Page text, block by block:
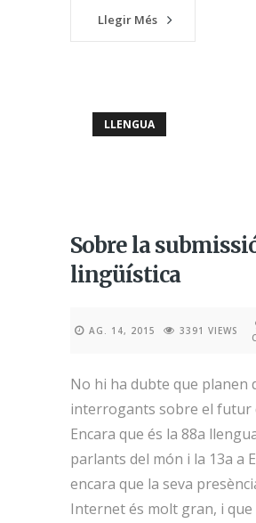
Llegir Més
LLENGUA
Sobre la
lingüística
AG. 14, 2015 3391 VIEWS
No hi ha dubte que planen
interrogants sobre el futur
Encara que és la 88a
parlants del món i la 13a a
encara que la seva
Internet és molt gran, i